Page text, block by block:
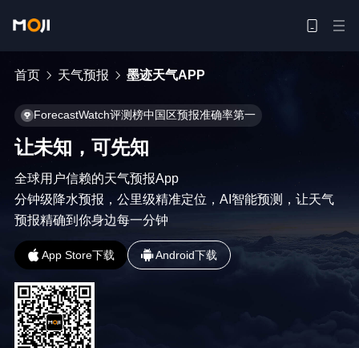
首页 天气预报 墨迹天气APP
ForecastWatch评测榜中国区预报准确率第一
让未知，可先知
全球用户信赖的天气预报App
分钟级降水预报，公里级精准定位，AI智能预测，让天气
预报精确到你身边每一分钟
App Store下载 Android下载